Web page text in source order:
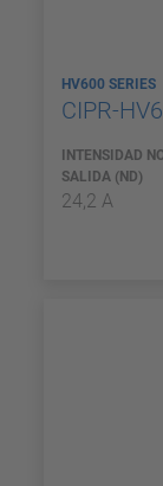
HV600 SERIES
CIPR-
INTENSIDAD
SALIDA (ND)
24,2 A